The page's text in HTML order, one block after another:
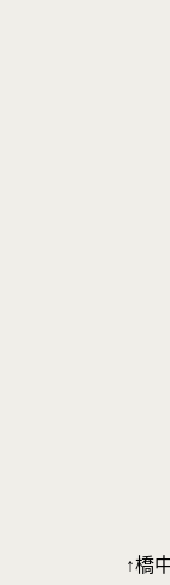
↑橋